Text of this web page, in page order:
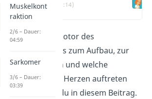
(00:14)
Das Herz ist der Motor des
Blutkreislaufs. Alles zum Aufbau, zur
Lage und Funktion und welche
Erkrankungen am Herzen auftreten
können, erfährst du in diesem Beitrag.
Muskelkont
raktion
2/6 – Dauer:
04:59
Sarkomer
3/6 – Dauer:
03:39